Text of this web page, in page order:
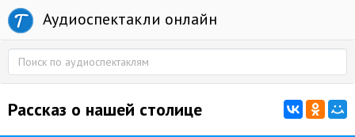
Аудиоспектакли онлайн
Рассказ о нашей столице